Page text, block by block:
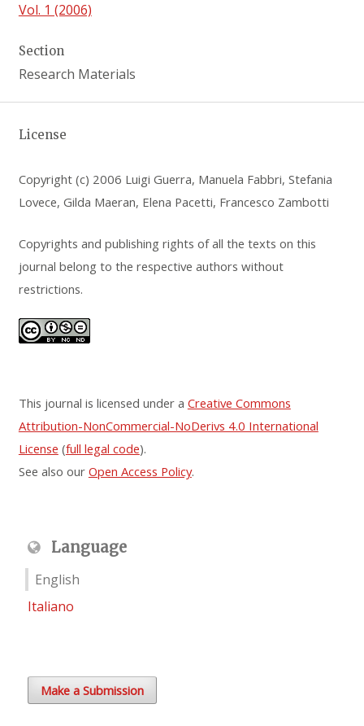
Vol. 1 (2006)
Section
Research Materials
License
Copyright (c) 2006 Luigi Guerra, Manuela Fabbri, Stefania
Lovece, Gilda Maeran, Elena Pacetti, Francesco Zambotti
Copyrights and publishing rights of all the texts on this
journal belong to the respective authors without
restrictions.
This journal is licensed under a Creative Commons
Attribution-NonCommercial-NoDerivs 4.0 International
License (full legal code).
See also our Open Access Policy.
Language
English
Italiano
Make a Submission